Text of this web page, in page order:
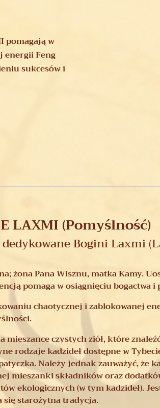
pomagają w
energii Feng
sukcesów i
LAXMI (Pomyślność)
Bogini Laxmi
żona Pana Wisznu, matka Kamy.
pomaga w osiągnięciu bogactwa
chaotycznej i zablokowanej
czystych ziół, które
rodzaje kadzideł dostępne w
Należy jednak zauważyć, że
składników oraz
ekologicznych (w tym kadzideł).
się starożytna tradycja.